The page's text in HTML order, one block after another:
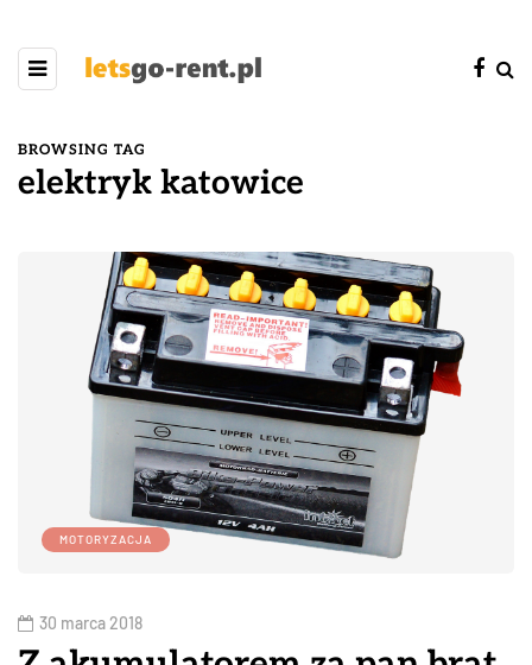
BROWSING TAG
elektryk katowice
MOTORYZACJA
30 marca 2018